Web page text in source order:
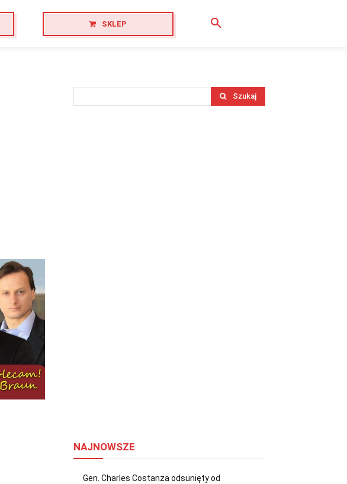
SKLEP
Szukaj
NAJNOWSZE
Gen. Charles Costanza odsunięty od